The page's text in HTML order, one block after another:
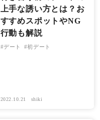
上手な誘い方とは？お
すすめスポットやNG
行動も解説
デート 初デート
2022.10.21 shiki